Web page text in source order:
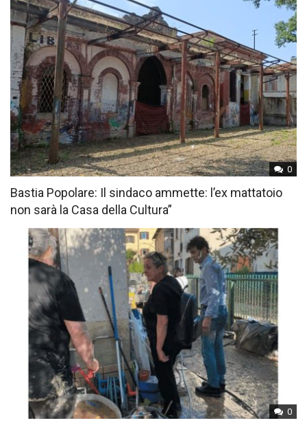
0
Bastia Popolare: Il sindaco ammette: l’ex mattatoio
non sarà la Casa della Cultura”
0